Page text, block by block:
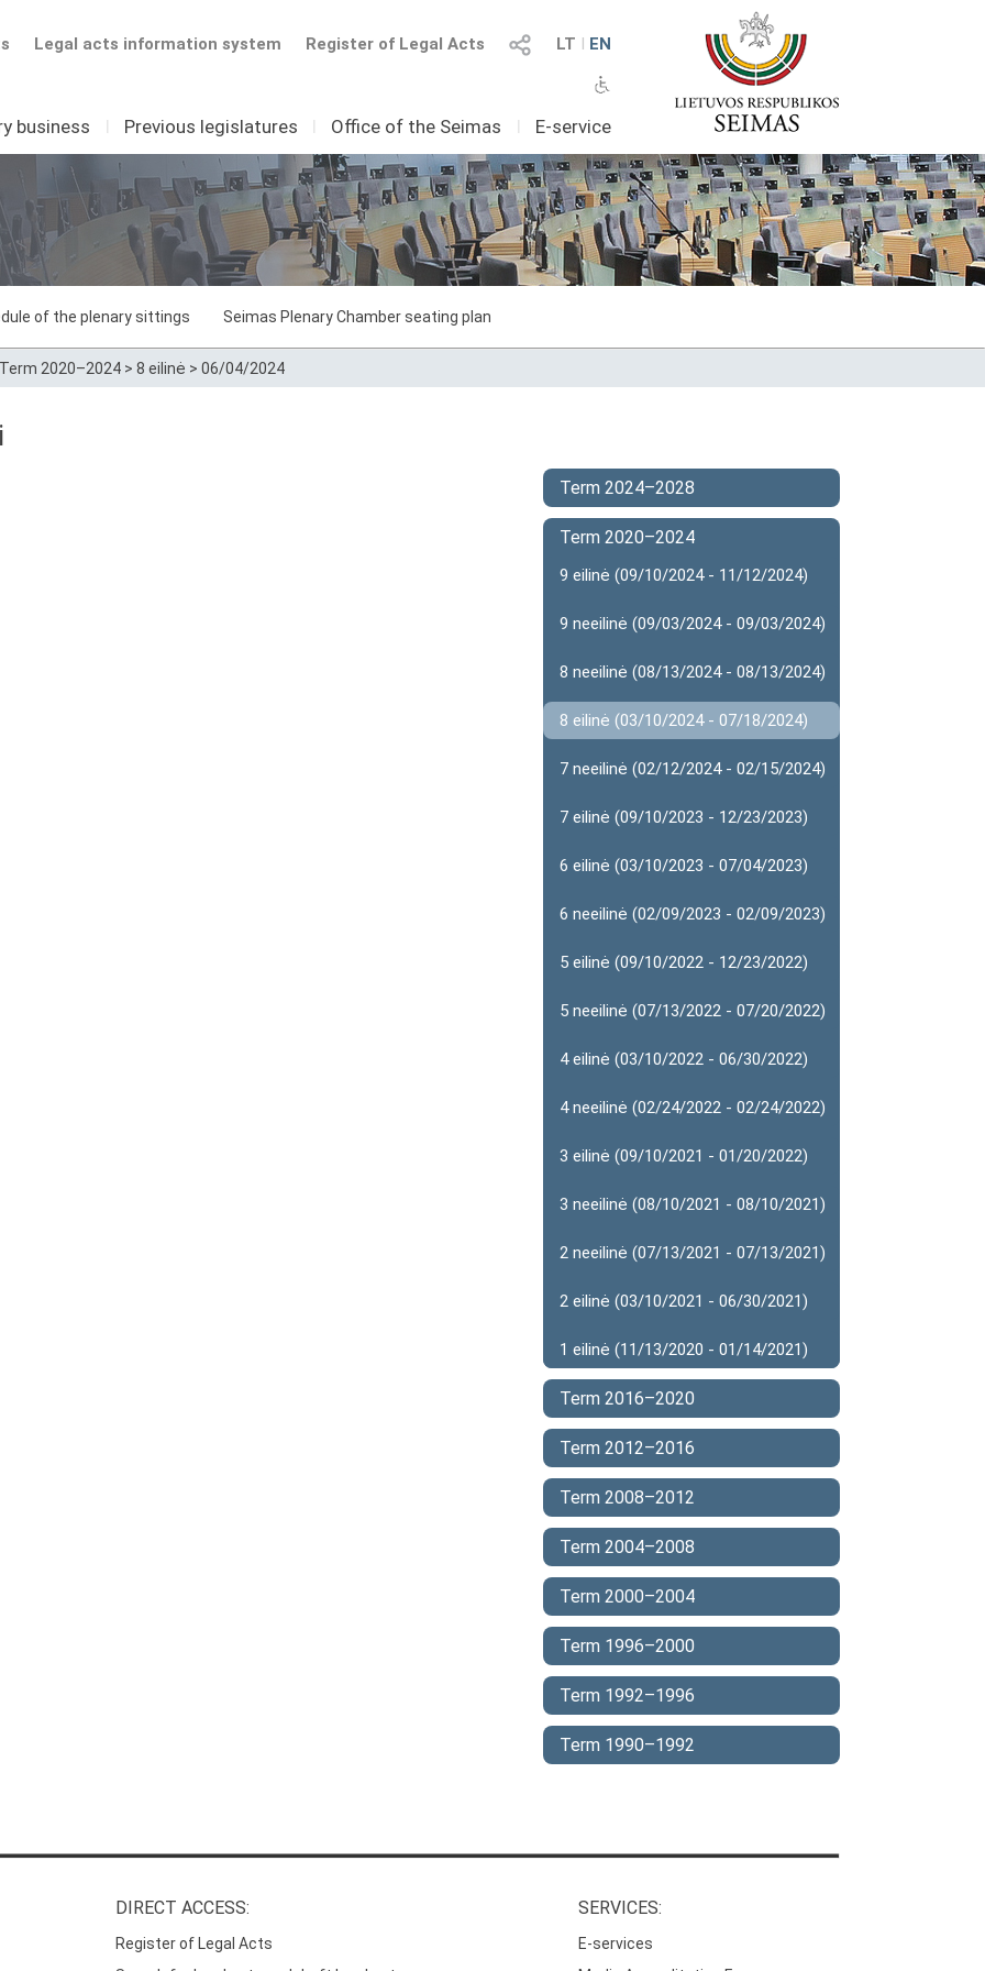
LT I EN
Register of Legal Acts
Legal acts information system
business I Previous legislatures I Office of the Seimas I E-service
of the plenary sittings Seimas Plenary Chamber seating plan
Term 2020–2024 > 8 eilinė > 06/04/2024
Term 2024–2028
Term 2020–2024
9 eilinė (09/10/2024 - 11/12/2024)
9 neeilinė (09/03/2024 - 09/03/2024)
8 neeilinė (08/13/2024 - 08/13/2024)
8 eilinė (03/10/2024 - 07/18/2024)
7 neeilinė (02/12/2024 - 02/15/2024)
7 eilinė (09/10/2023 - 12/23/2023)
6 eilinė (03/10/2023 - 07/04/2023)
6 neeilinė (02/09/2023 - 02/09/2023)
5 eilinė (09/10/2022 - 12/23/2022)
5 neeilinė (07/13/2022 - 07/20/2022)
4 eilinė (03/10/2022 - 06/30/2022)
4 neeilinė (02/24/2022 - 02/24/2022)
3 eilinė (09/10/2021 - 01/20/2022)
3 neeilinė (08/10/2021 - 08/10/2021)
2 neeilinė (07/13/2021 - 07/13/2021)
2 eilinė (03/10/2021 - 06/30/2021)
1 eilinė (11/13/2020 - 01/14/2021)
Term 2016–2020
Term 2012–2016
Term 2008–2012
Term 2004–2008
Term 2000–2004
Term 1996–2000
Term 1992–1996
Term 1990–1992
DIRECT ACCESS:
Register of Legal Acts
SERVICES:
E-services